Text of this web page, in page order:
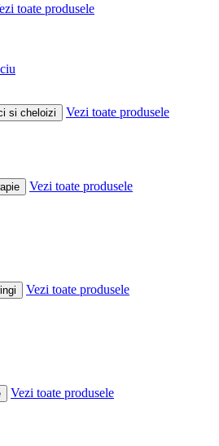
toate produsele
si cheloizi
Vezi toate produsele
Vezi toate produsele
Vezi toate produsele
Vezi toate produsele